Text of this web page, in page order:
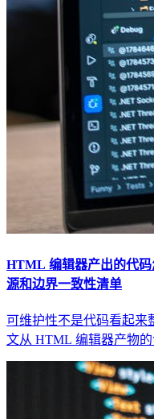
HTML 编辑器产出的代
源和边界一致性清单
可维护性不是代码看起来
文从 HTML 编辑器产物
性切入，给出一套可执行